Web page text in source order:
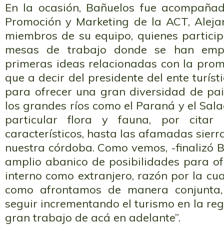
En la ocasión, Bañuelos fue
Promoción y Marketing de la ACT,
miembros de su equipo, quienes
mesas de trabajo donde se han
primeras ideas relacionadas con la
que a decir del presidente del ente
para ofrecer una gran diversidad de
los grandes ríos como el Paraná y el
particular flora y fauna, por citar
característicos, hasta las afamadas
nuestra córdoba. Como vemos, -finalizó
amplio abanico de posibilidades para
interno como extranjero, razón por la
como afrontamos de manera
seguir incrementando el turismo en la
gran trabajo de acá en adelante”.